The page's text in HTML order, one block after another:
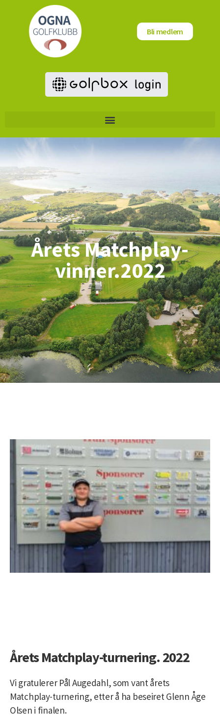
Bli medlem
Årets Matchplay-
vinner.2022
Årets Matchplay-turnering. 2022
Vi gratulerer Pål Augedahl, som vant årets
Matchplay-turnering, etter å ha beseiret Glenn Åge
Olsen i finalen.